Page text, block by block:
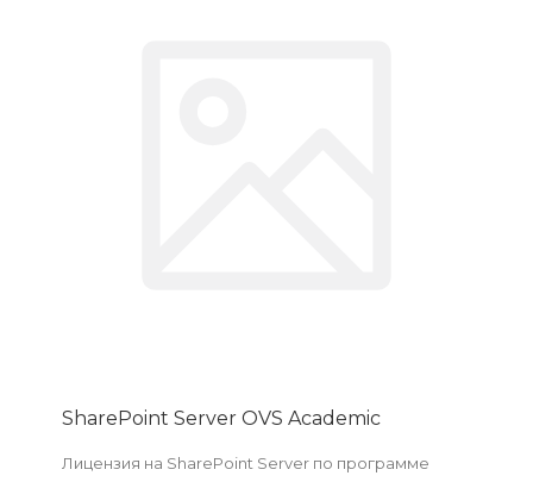
SharePoint Server OVS Academic
Лицензия на SharePoint Server по программе